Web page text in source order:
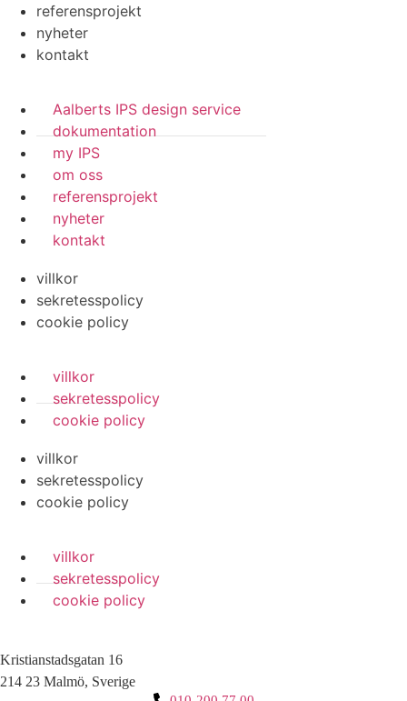
referensprojekt
nyheter
kontakt
Aalberts IPS design service
dokumentation
my IPS
om oss
referensprojekt
nyheter
kontakt
villkor
sekretesspolicy
cookie policy
villkor
sekretesspolicy
cookie policy
villkor
sekretesspolicy
cookie policy
villkor
sekretesspolicy
cookie policy
Kristianstadsgatan 16
214 23 Malmö, Sverige